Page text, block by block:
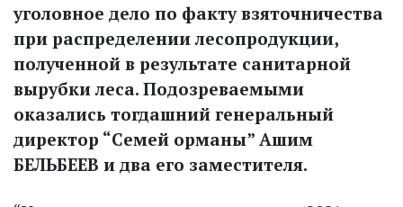
уголовное дело по факту взяточничества
при распределении лесопродукции,
полученной в результате санитарной
вырубки леса. Подозреваемыми
оказались тогдашний генеральный
директор “Семей орманы” Ашим
БЕЛЬБЕЕВ и два его заместителя.